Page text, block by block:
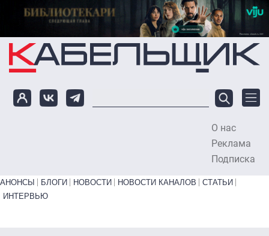
Перейти к основному содержанию
О нас
Реклама
Подписка
Primary links bottom
АНОНСЫ БЛОГИ НОВОСТИ НОВОСТИ КАНАЛОВ
СТАТЬИ
ИНТЕРВЬЮ